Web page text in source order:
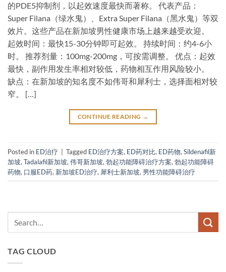
的PDE5抑制剂，以起效速度最快而著称。 代表产品：
Super Filana（绿水鬼）、Extra Super Filana（黑水鬼）等双
效片。这些产品在新加坡男性健康市场上越来越受欢迎。
起效时间：最快15-30分钟即可起效。 持续时间：约4-6小
时。 推荐剂量：100mg-200mg，可按需调整。 优点：起效
最快，副作用发生率相对较低，药物相互作用风险较小。
缺点：在新加坡的知名度不如伟哥和犀利士，选择面相对较
窄。 […]
CONTINUE READING →
Posted in ED治疗 Tagged ED治疗方案, ED药对比, ED药物, Sildenafil新
加坡, Tadalafil新加坡, 伟哥新加坡, 勃起功能障碍治疗方案, 勃起功能障碍
药物, 口服ED药, 新加坡ED治疗, 犀利士新加坡, 男性功能障碍治疗
TAG CLOUD